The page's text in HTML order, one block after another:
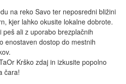
na reko Savo ter neposredni bližini
kjer lahko okusite lokalne dobrote.
peš ali z uporabo brezplačnih
enostaven dostop do mestnih
Krško zdaj in izkusite popolno
čara!